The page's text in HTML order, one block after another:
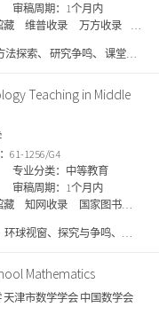
审稿周期：1个月内
藏 维普收录
万方收录
探索、 研究争鸣、 课堂实
考、 文教随笔、 教学案例、
谈、 语言园地、 案例、 名师
锐、 经典案例、 本刊特稿
Teaching in Middle
61-1256/G4
专业分类：中等教育
审稿周期：1个月内
藏 知网收录
国家图书馆
球视窗、探究与争鸣、教
Mathematics
津市数学学会 中国数学会